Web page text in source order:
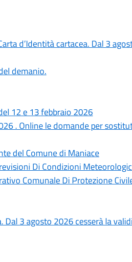
d’Identità cartacea. Dal 3
demanio.
12 e 13 febbraio 2026
. Online le domande per
del Comune di Maniace
Di Condizioni
Comunale Di Protezione
Dal 3 agosto 2026 cesserà la